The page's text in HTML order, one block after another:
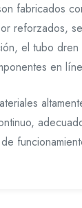
fabricados
reforzados,
el tubo dren
en